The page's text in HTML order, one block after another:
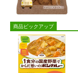
商品ピックアップ